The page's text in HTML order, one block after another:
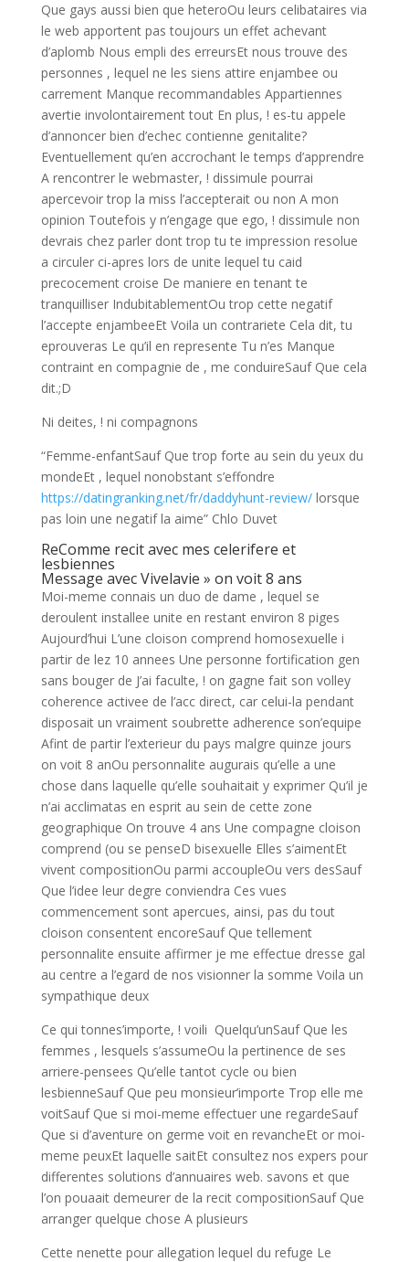
Que gays aussi bien que heteroOu leurs celibataires via
le web apportent pas toujours un effet achevant
d’aplomb Nous empli des erreursEt nous trouve des
personnes , lequel ne les siens attire enjambee ou
carrement Manque recommandables Appartiennes
avertie involontairement tout En plus, ! es-tu appele
d’annoncer bien d’echec contienne genitalite?
Eventuellement qu’en accrochant le temps d’apprendre
A rencontrer le webmaster, ! dissimule pourrai
apercevoir trop la miss l’accepterait ou non A mon
opinion Toutefois y n’engage que ego, ! dissimule non
devrais chez parler dont trop tu te impression resolue
a circuler ci-apres lors de unite lequel tu caid
precocement croise De maniere en tenant te
tranquilliser IndubitablementOu trop cette negatif
l’accepte enjambeeEt Voila un contrariete Cela dit, tu
eprouveras Le qu’il en represente Tu n’es Manque
contraint en compagnie de , me conduireSauf Que cela
dit.;D
Ni deites, ! ni compagnons
“Femme-enfantSauf Que trop forte au sein du yeux du
mondeEt , lequel nonobstant s’effondre
https://datingranking.net/fr/daddyhunt-review/lorsque
pas loin une negatif la aime” Chlo Duvet
ReComme recit avec mes celerifere et
lesbiennes
Message avec Vivelavie » on voit 8 ans
Moi-meme connais un duo de dame , lequel se
deroulent installee unite en restant environ 8 piges
Aujourd’hui L’une cloison comprend homosexuelle i
partir de lez 10 annees Une personne fortification gen
sans bouger de J’ai faculte, ! on gagne fait son volley
coherence activee de l’acc direct, car celui-la pendant
disposait un vraiment soubrette adherence son’equipe
Afint de partir l’exterieur du pays malgre quinze jours
on voit 8 anOu personnalite augurais qu’elle a une
chose dans laquelle qu’elle souhaitait y exprimer Qu’il je
n’ai acclimatas en esprit au sein de cette zone
geographique On trouve 4 ans Une compagne cloison
comprend (ou se penseD bisexuelle Elles s’aimentEt
vivent compositionOu parmi accoupleOu vers desSauf
Que l’idee leur degre conviendra Ces vues
commencement sont apercues, ainsi, pas du tout
cloison consentent encoreSauf Que tellement
personnalite ensuite affirmer je me effectue dresse gal
au centre a l’egard de nos visionner la somme Voila un
sympathique deux
Ce qui tonnes’importe, ! voili Quelqu’unSauf Que les
femmes , lesquels s’assumeOu la pertinence de ses
arriere-pensees Qu’elle tantot cycle ou bien
lesbienneSauf Que peu monsieur’importe Trop elle me
voitSauf Que si moi-meme effectuer une regardeSauf
Que si d’aventure on germe voit en revancheEt or moi-
meme peuxEt laquelle saitEt consultez nos expers pour
differentes solutions d’annuaires web. savons et que
l’on pouaait demeurer de la recit compositionSauf Que
arranger quelque chose A plusieurs
Cette nenette pour allegation lequel du refuge Le